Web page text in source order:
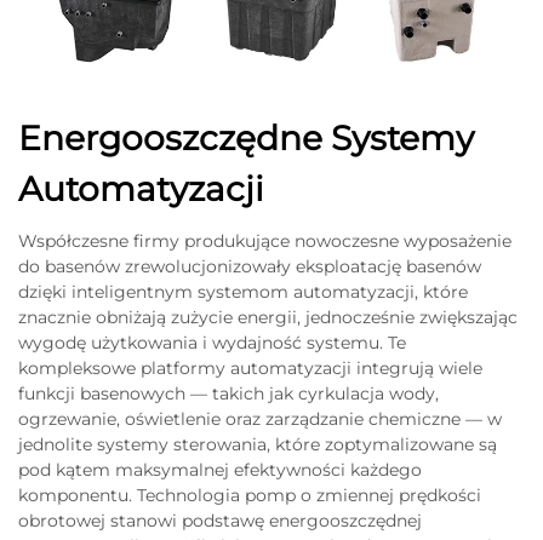
Energooszczędne Systemy
Automatyzacji
Współczesne firmy produkujące nowoczesne wyposażenie
do basenów zrewolucjonizowały eksploatację basenów
dzięki inteligentnym systemom automatyzacji, które
znacznie obniżają zużycie energii, jednocześnie zwiększając
wygodę użytkowania i wydajność systemu. Te
kompleksowe platformy automatyzacji integrują wiele
funkcji basenowych — takich jak cyrkulacja wody,
ogrzewanie, oświetlenie oraz zarządzanie chemiczne — w
jednolite systemy sterowania, które zoptymalizowane są
pod kątem maksymalnej efektywności każdego
komponentu. Technologia pomp o zmiennej prędkości
obrotowej stanowi podstawę energooszczędnej